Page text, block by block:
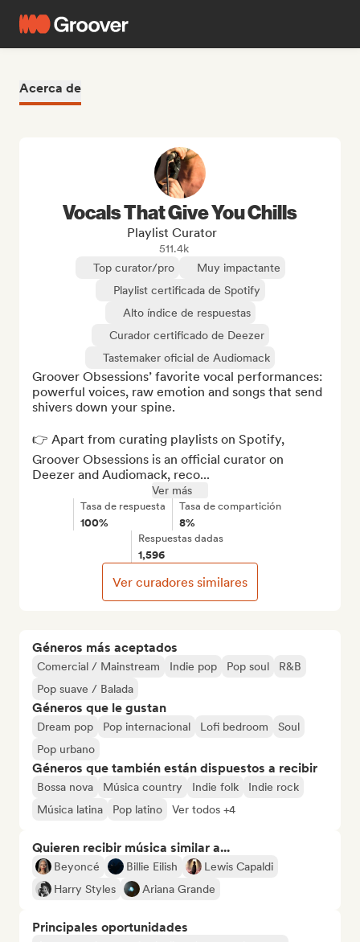
Acerca de
Géneros más aceptados
Comercial / Mainstream Indie pop Pop soul
R&B
Pop suave / Balada
Géneros que le gustan
Dream pop Pop internacional Lofi bedroom
Soul
Pop urbano
Géneros que también están dispuestos a recibir
Bossa nova Música country Indie folk
Indie rock
Música latina
Pop latino Ver todos +4
Quieren recibir música similar a...
Beyoncé Billie Eilish
Lewis Capaldi
Harry Styles
Ariana Grande
Principales oportunidades
Vocals That Give You Chills
Playlist Curator
511.4k
Top curator/pro
Muy impactante
Playlist certificada de Spotify
Alto índice de respuestas
Curador certificado de Deezer
Tastemaker oficial de Audiomack
Groover Obsessions’ favorite vocal performances:
powerful voices, raw emotion and songs that send
shivers down your spine.
👉 Apart from curating playlists on Spotify,
Groover Obsessions is an official curator on
Deezer and Audiomack, reco...
Ver más
Tasa de respuesta
100%
Tasa de compartición
8%
Respuestas dadas
1,596
Ver curadores similares